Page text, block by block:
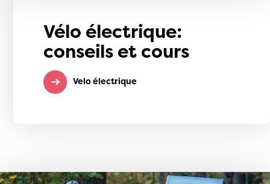
Vélo électrique:
conseils et cours
Velo électrique